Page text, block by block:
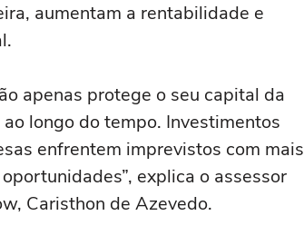
aumentam a rentabilidade e
apenas protege o seu capital da
longo do tempo. Investimentos
enfrentem imprevistos com mais
explica o assessor
Caristhon de Azevedo.